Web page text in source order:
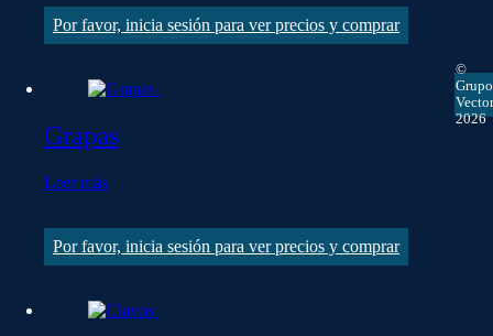
Por favor, inicia sesión para ver precios y comprar
Grapas
Leer más
Por favor, inicia sesión para ver precios y comprar
©
Grupo
2026